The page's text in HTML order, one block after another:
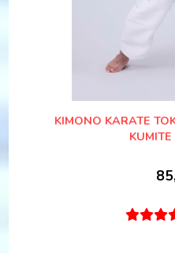
KIMONO KARATE